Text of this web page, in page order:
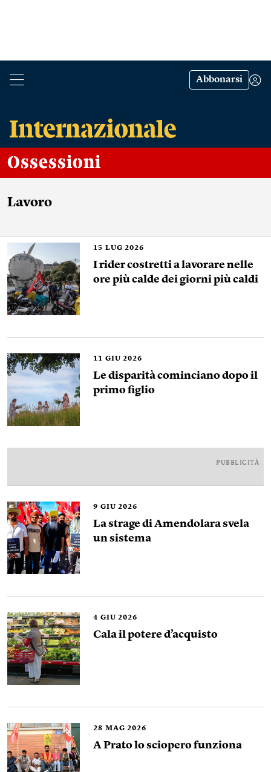
Abbonarsi
Ossessioni
Lavoro
15 LUG 2026
I rider costretti a lavorare nelle
ore più calde dei giorni più caldi
11 GIU 2026
Le disparità cominciano dopo il
primo figlio
PUBBLICITÀ
9 GIU 2026
La strage di Amendolara svela
un sistema
4 GIU 2026
Cala il potere d’acquisto
28 MAG 2026
A Prato lo sciopero funziona